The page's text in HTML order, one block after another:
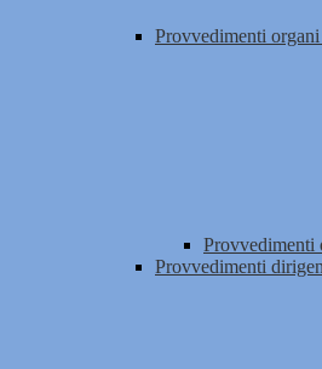
Provvedimenti
Provvedimenti
Provvedimenti